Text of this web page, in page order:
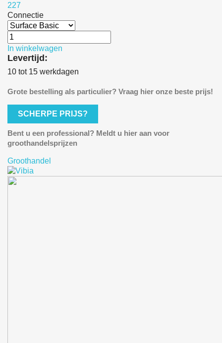
227
Connectie
In winkelwagen
Levertijd:
10 tot 15 werkdagen
Grote bestelling als particulier? Vraag hier onze beste prijs!
SCHERPE PRIJS?
Bent u een professional? Meldt u hier aan voor
groothandelsprijzen
Groothandel